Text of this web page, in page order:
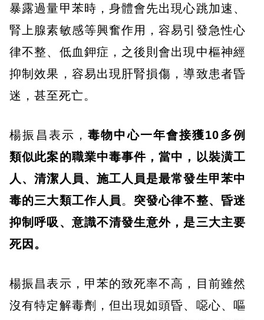
暴露過量甲苯時，身體會先出現心跳加速、
腎上腺素敏感等興奮作用，容易引發急性心
律不整、低血鉀症，之後則會出現中樞神經
抑制效果，容易出現肝腎損傷，導致患者昏
迷，甚至死亡。
楊振昌表示，毒物中心一年會接獲10多例
類似此案的職業中毒事件，當中，以裝潢工
人、清潔人員、施工人員是最常發生甲苯中
毒的三大類工作人員 。 突發心律不整、昏迷
抑制呼吸、意識不清發生意外，是三大主要
死因。
楊振昌表示，甲苯的致死率不高，目前雖然
沒有特定解毒劑，但出現如頭昏、噁心、嘔